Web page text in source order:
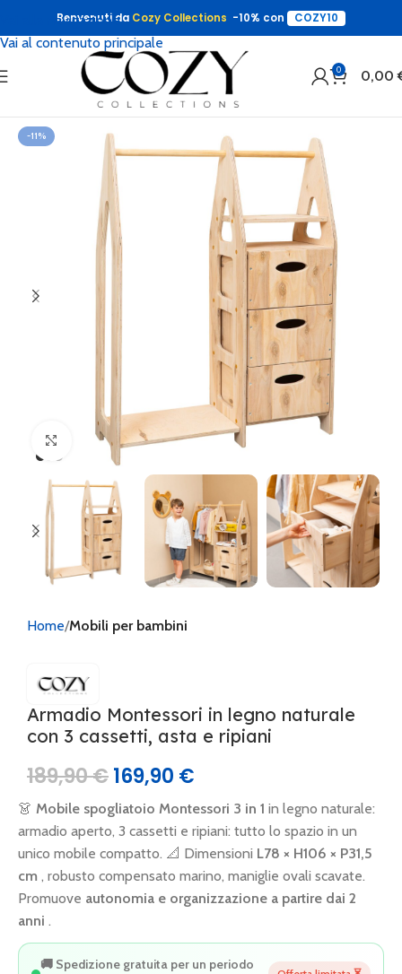
Vai alla navigazione
Vai al contenuto principale
Benvenuti da Cozy Collections -10% con COZY10
0 0,00
-11%
Clicca per ingrandire
Home Mobili per bambini
Armadio Montessori in legno naturale
con 3 cassetti, asta e ripiani
189,90€169,90 €
👗 Mobile spogliatoio Montessori 3 in 1 in legno naturale:
armadio aperto, 3 cassetti e ripiani: tutto lo spazio in un
unico mobile compatto. 📐 Dimensioni L78 × H106 × P31,5
cm , robusto compensato marino, maniglie ovali scavate.
Promuove autonomia e organizzazione a partire dai 2
anni .
🚚 Spedizione gratuita per un periodo